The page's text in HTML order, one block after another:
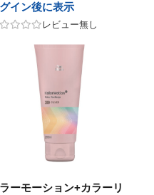
イン後に表示
レビュー無し
ーモーション+カラーリ